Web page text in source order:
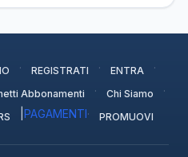
· REGISTRATI · ENTRA ·
Abbonamenti · Chi Siamo ·
PAGAMENTI· PROMUOVI